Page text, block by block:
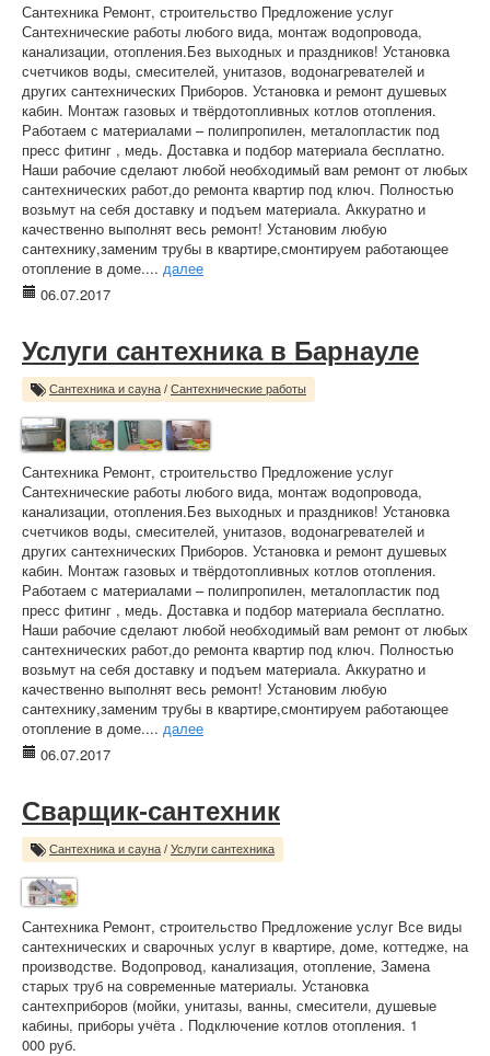
Сантехника Ремонт, строительство Предложение услуг
Сантехнические работы любого вида, монтаж водопровода,
канализации, отопления.Без выходных и праздников! Установка
счетчиков воды, смесителей, унитазов, водонагревателей и
других сантехнических Приборов. Установка и ремонт душевых
кабин. Монтаж газовых и твёрдотопливных котлов отопления.
Работаем с материалами – полипропилен, металопластик под
пресс фитинг , медь. Доставка и подбор материала бесплатно.
Наши рабочие сделают любой необходимый вам ремонт от любых
сантехнических работ,до ремонта квартир под ключ. Полностью
возьмут на себя доставку и подъем материала. Аккуратно и
качественно выполнят весь ремонт! Установим любую
сантехнику,заменим трубы в квартире,смонтируем работающее
отопление в доме.... далее
06.07.2017
Услуги сантехника в Барнауле
Сантехника и сауна / Сантехнические работы
Сантехника Ремонт, строительство Предложение услуг
Сантехнические работы любого вида, монтаж водопровода,
канализации, отопления.Без выходных и праздников! Установка
счетчиков воды, смесителей, унитазов, водонагревателей и
других сантехнических Приборов. Установка и ремонт душевых
кабин. Монтаж газовых и твёрдотопливных котлов отопления.
Работаем с материалами – полипропилен, металопластик под
пресс фитинг , медь. Доставка и подбор материала бесплатно.
Наши рабочие сделают любой необходимый вам ремонт от любых
сантехнических работ,до ремонта квартир под ключ. Полностью
возьмут на себя доставку и подъем материала. Аккуратно и
качественно выполнят весь ремонт! Установим любую
сантехнику,заменим трубы в квартире,смонтируем работающее
отопление в доме.... далее
06.07.2017
Сварщик-сантехник
Сантехника и сауна / Услуги сантехника
Сантехника Ремонт, строительство Предложение услуг Все виды
сантехнических и сварочных услуг в квартире, доме, коттедже, на
производстве. Водопровод, канализация, отопление, Замена
старых труб на современные материалы. Установка
сантехприборов (мойки, унитазы, ванны, смесители, душевые
кабины, приборы учёта . Подключение котлов отопления. 1
000 руб.